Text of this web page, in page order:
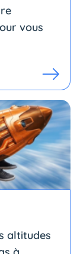
vous
altitudes